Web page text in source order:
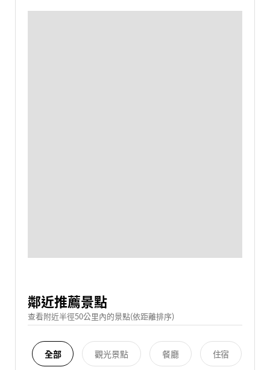
鄰近推薦景點
查看附近半徑50公里內的景點(依距離排序)
全部 觀光景點 餐廳 住宿